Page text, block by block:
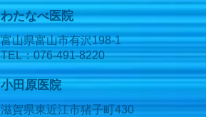
わたなべ医院
富山県富山市有沢198-1
TEL：076-491-8220
小田原医院
滋賀県東近江市猪子町430